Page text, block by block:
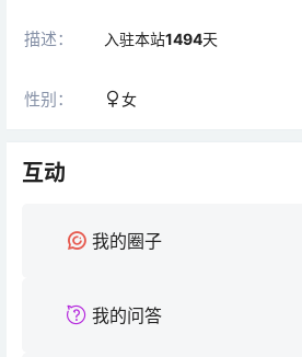
描述： 入驻本站1494天
性别： 女
互动
我的圈子
我的问答